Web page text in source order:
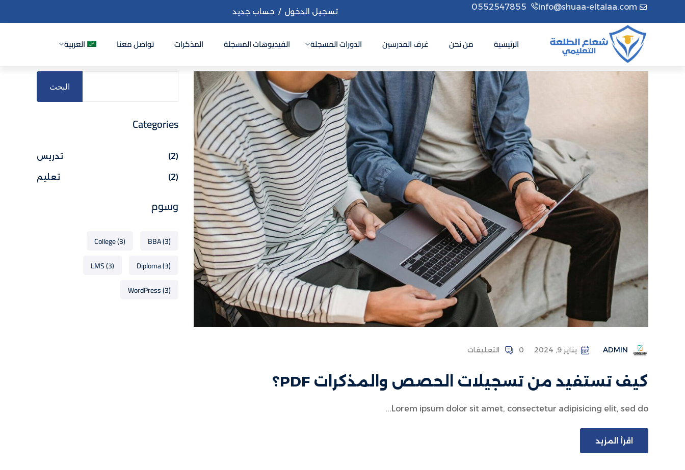
info@shuaa-eltalaa.com
0552547855 تسجيل الدخول / حساب جديد
الرئيسية من نحن غرف المدرسين الدورات المسجلة الفيديوهات المسجلة المذكرات تواصل معنا العربية
ADMIN يناير 9, 2024 0 التعليقات
كيف تستفيد من تسجيلات الحصص والمذكرات PDF؟
Lorem ipsum dolor sit amet, consectetur adipisicing elit, sed do...
اقرأ المزيد
البحث
Categories
تدريس (2)
تعليم (2)
وسوم
BBA(3)
College(3)
Diploma(3)
LMS(3)
WordPress(3)
Sign in
Sign up
Sign in
Don’t have an account?Sign up
تذكرني هل فقدت كلمة المرور الخاصة بك؟